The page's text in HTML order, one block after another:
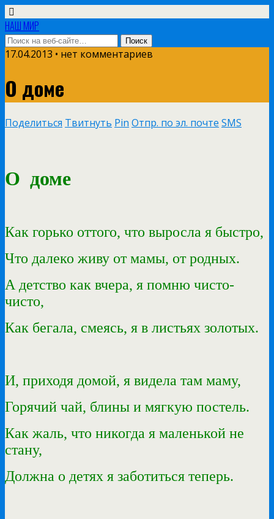
НАШ МИР
17.04.2013 • нет комментариев
О доме
Поделиться Твитнуть Pin Отпр. по эл. почте SMS
О доме
Как горько оттого, что выросла я быстро,
Что далеко живу от мамы, от родных.
А детство как вчера, я помню чисто-
чисто,
Как бегала, смеясь, я в листьях золотых.
И, приходя домой, я видела там маму,
Горячий чай, блины и мягкую постель.
Как жаль, что никогда я маленькой не
стану,
Должна о детях я заботиться теперь.